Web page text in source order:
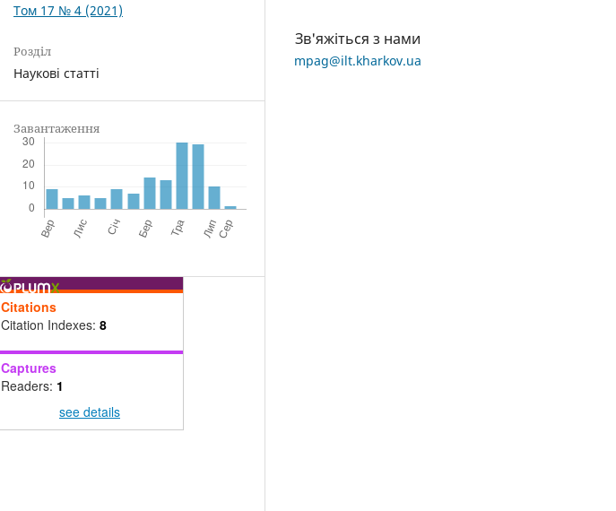
Том 17 № 4 (2021)
Розділ
Наукові статті
Завантаження
Citations
Citation Indexes: 8
Captures
Readers: 1
see details
Зв'яжіться з нами
mpag@ilt.kharkov.ua